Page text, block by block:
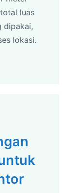
luas
dipakai,
lokasi.